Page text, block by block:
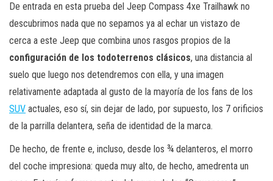
De entrada en esta prueba del Jeep Compass 4xe Trailhawk no
descubrimos nada que no sepamos ya al echar un vistazo de
cerca a este Jeep que combina unos rasgos propios de la
configuración de los todoterrenos clásicos, una distancia al
suelo que luego nos detendremos con ella, y una imagen
relativamente adaptada al gusto de la mayoría de los fans de los
SUV actuales, eso sí, sin dejar de lado, por supuesto, los 7 orificios
de la parrilla delantera, seña de identidad de la marca.
De hecho, de frente e, incluso, desde los ¾ delanteros, el morro
del coche impresiona: queda muy alto, de hecho, amedrenta un